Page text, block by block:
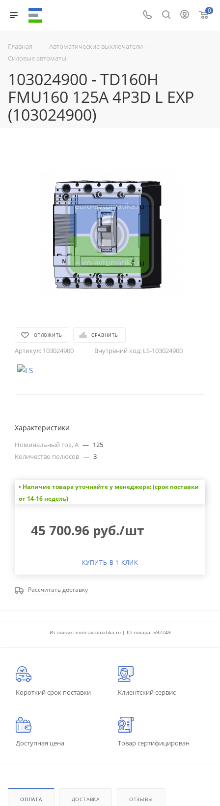
0
Главная — Автоматические выключатели —
Силовые автоматы
103024900 - TD160H
FMU160 125A 4P3D L EXP
(103024900)
ОТЛОЖИТЬ СРАВНИТЬ
Артикул: 103024900 Внутрений код: LS-103024900
Характеристики
Номинальный ток, А — 125
Количество полюсов — 3
• Наличие товара уточняйте у менеджера: (срок поставки
от 14-16 недель)
45 700.96 руб./шт
КУПИТЬ В 1 КЛИК
Рассчитать доставку
Источник: euro-avtomatika.ru | ID товара: 592249
Короткий срок поставки Клиентский сервис
Доступная цена Товар сертифицирован
ОПЛАТА ДОСТАВКА ОТЗЫВЫ